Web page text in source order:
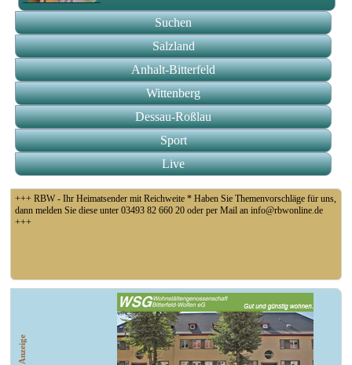
Suchen
Salzland
Anhalt-Bitterfeld
Wittenberg
Dessau-Roßlau
Sport
Live
+++ RBW - Ihr Heimatsender mit Reichweite * Haben Sie Themenvorschläge für uns,
dann melden Sie diese unter 03493 82 660 20 oder per Mail an info@rbwonline.de
+++
+++ Fußball Oberliga Süd 1. Spieltag: SG Union Sandersdorf - VfB 1921 Krieschow,
Anzeige